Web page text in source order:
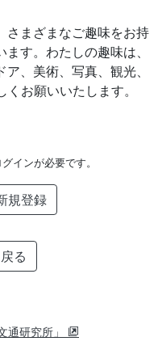
さまざまなご趣味をお持
す。わたしの趣味は、
、美術、写真、観光、
お願いいたします。
インが必要です。
規登録
る
通研究所」